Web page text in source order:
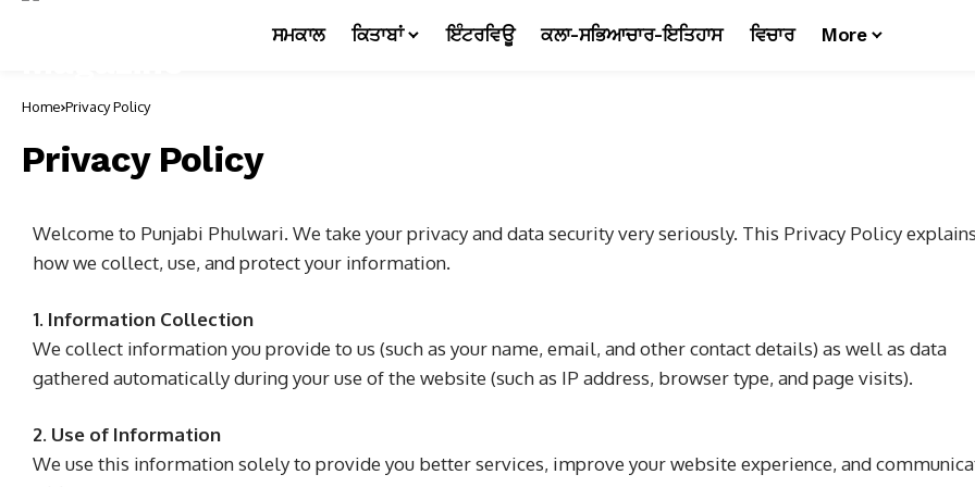
ਸਮਕਾਲ ਕਿਤਾਬਾਂ ਇੰਟਰਵਿਊ ਕਲਾ-ਸਭਿਆਚਾਰ-ਇਤਿਹਾਸ ਵਿਚਾਰ More
Home Privacy Policy
Privacy Policy
Welcome to Punjabi Phulwari. We take your privacy and data security very seriously. This Privacy Policy explains
how we collect, use, and protect your information.
1. Information Collection
We collect information you provide to us (such as your name, email, and other contact details) as well as data
gathered automatically during your use of the website (such as IP address, browser type, and page visits).
2. Use of Information
We use this information solely to provide you better services, improve your website experience, and